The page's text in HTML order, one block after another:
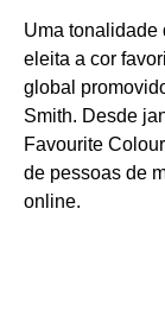
Uma tonalidade
eleita a cor
global
Smith. Desde
Favourite
de pessoas de
online.